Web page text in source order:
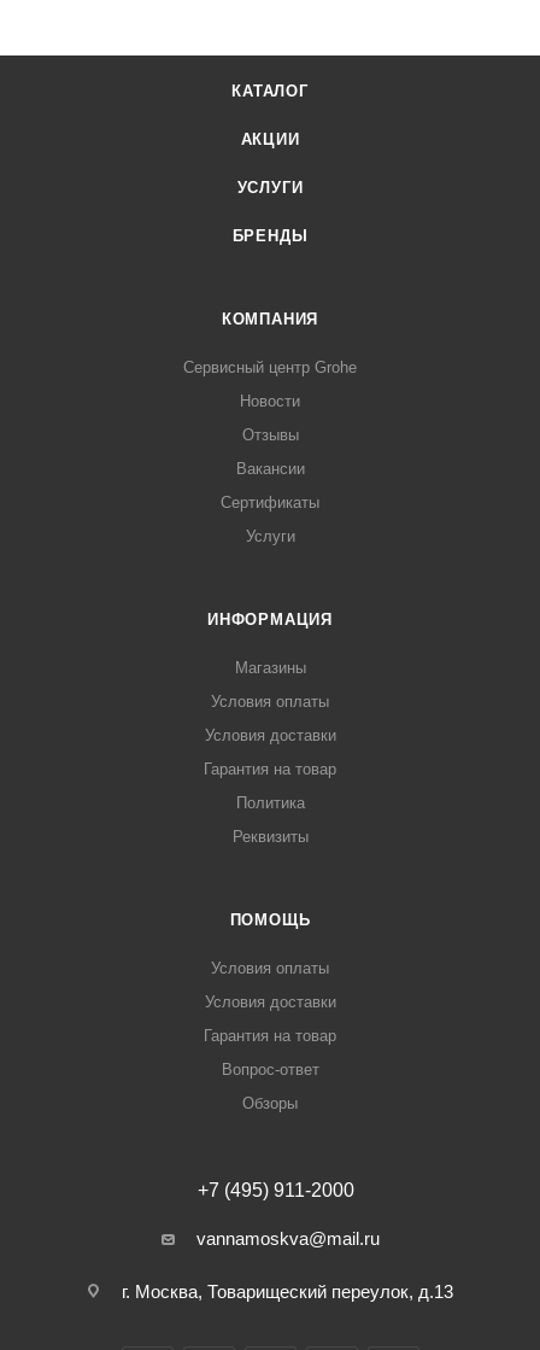
КАТАЛОГ
АКЦИИ
УСЛУГИ
БРЕНДЫ
КОМПАНИЯ
Сервисный центр Grohe
Новости
Отзывы
Вакансии
Сертификаты
Услуги
ИНФОРМАЦИЯ
Магазины
Условия оплаты
Условия доставки
Гарантия на товар
Политика
Реквизиты
ПОМОЩЬ
Условия оплаты
Условия доставки
Гарантия на товар
Вопрос-ответ
Обзоры
+7 (495) 911-2000
vannamoskva@mail.ru
г. Москва, Товарищеский переулок, д.13